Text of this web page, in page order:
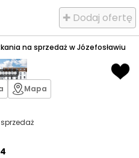
✚ Dodaj ofertę
na sprzedaż w Józefosławiu
sprzedaż
Mapa